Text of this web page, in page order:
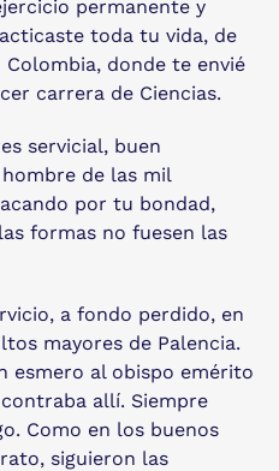
permanente y
toda tu vida, de
donde te envié
carrera de Ciencias.
servicial, buen
de las mil
por tu bondad,
formas no fuesen las
a fondo perdido, en
mayores de Palencia.
esmero al obispo emérito
allí. Siempre
Como en los buenos
siguieron las